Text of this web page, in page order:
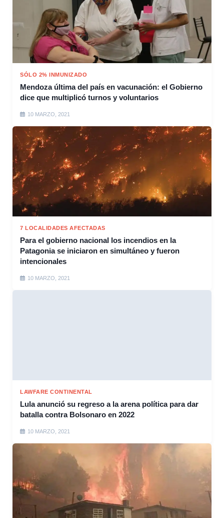
SÓLO 2% INMUNIZADO
Mendoza última del país en vacunación: el Gobierno
dice que multiplicó turnos y voluntarios
10 MARZO, 2021
7 LOCALIDADES AFECTADAS
Para el gobierno nacional los incendios en la
Patagonia se iniciaron en simultáneo y fueron
intencionales
10 MARZO, 2021
LAWFARE CONTINENTAL
Lula anunció su regreso a la arena política para dar
batalla contra Bolsonaro en 2022
10 MARZO, 2021